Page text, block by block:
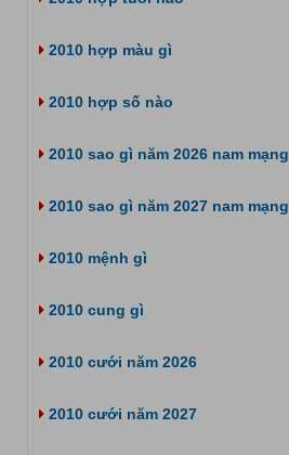
2010 hợp màu gì
2010 hợp số nào
2010 sao gì năm 2026 nam mạng
2010 sao gì năm 2027 nam mạng
2010 mệnh gì
2010 cung gì
2010 cưới năm 2026
2010 cưới năm 2027